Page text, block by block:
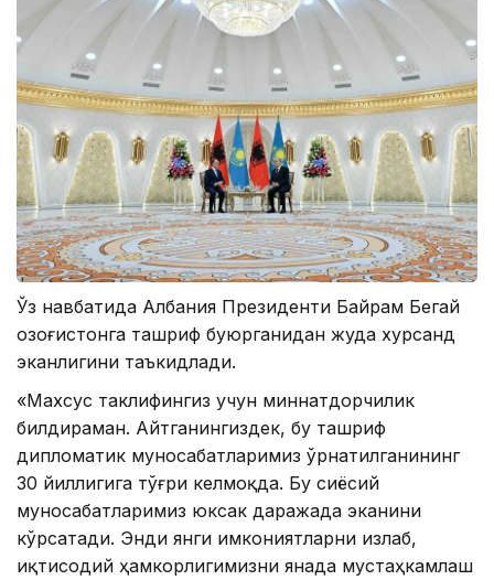
Ўз навбатида Албания Президенти Байрам Бегай
Қозоғистонга ташриф буюрганидан жуда хурсанд
эканлигини таъкидлади.
«Махсус таклифингиз учун миннатдорчилик
билдираман. Айтганингиздек, бу ташриф
дипломатик муносабатларимиз ўрнатилганининг
30 йиллигига тўғри келмоқда. Бу сиёсий
муносабатларимиз юксак даражада эканини
кўрсатади. Энди янги имкониятларни излаб,
иқтисодий ҳамкорлигимизни янада мустаҳкамлаш